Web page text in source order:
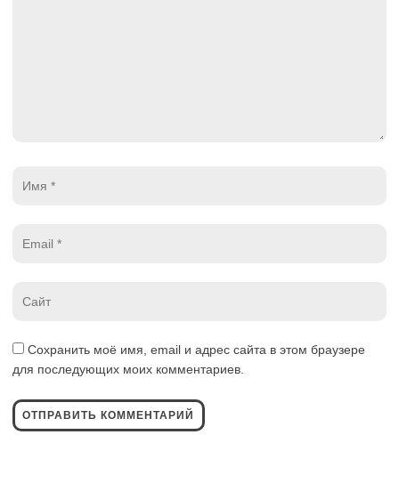
Сохранить моё имя, email и адрес сайта в этом браузере
для последующих моих комментариев.